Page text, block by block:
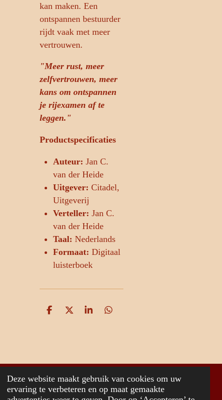
Deze website maakt gebruik van cookies om uw
ervaring te verbeteren en op maat gemaakte
kan maken. Een
ontspannen bestuurder
rijdt vaak met meer
vertrouwen.
"Meer rust, meer
zelfvertrouwen, meer
kans om ontspannen
je rijexamen af te
leggen."
Productspecificaties
Auteur: Jan C.
van der Heide
Uitgever: Citadel,
Uitgeverij
Verteller: Jan C.
van der Heide
Taal: Nederlands
Formaat: Digitaal
luisterboek
D
D
S
D
© 2026 www.jancvanderheide.com